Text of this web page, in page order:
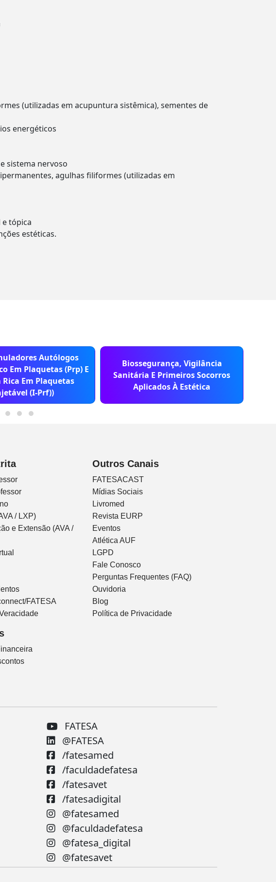
(utilizadas em acupuntura sistêmica), sementes de
energéticos
sistema nervoso
agulhas filiformes (utilizadas em
tópica
estéticas.
Autólogos
Em Plaquetas (Prp) E
Em Plaquetas
(I-Prf))
Biossegurança, Vigilância
Sanitária E Primeiros Socorros
Aplicados À Estética
/ LXP)
e Extensão (AVA /
FATESA
Outros Canais
FATESACAST
Mídias Sociais
Livromed
Revista EURP
Eventos
Atlética AUF
LGPD
Fale Conosco
Perguntas Frequentes (FAQ)
Ouvidoria
Blog
Política de Privacidade
FATESA
@FATESA
/fatesamed
/faculdadefatesa
/fatesavet
/fatesadigital
@fatesamed
@faculdadefatesa
@fatesa_digital
@fatesavet